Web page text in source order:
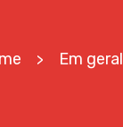
> Em geral